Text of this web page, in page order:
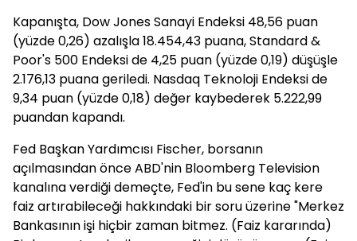
Kapanışta, Dow Jones Sanayi Endeksi 48,56 puan
(yüzde 0,26) azalışla 18.454,43 puana, Standard &
Poor's 500 Endeksi de 4,25 puan (yüzde 0,19) düşüşle
2.176,13 puana geriledi. Nasdaq Teknoloji Endeksi de
9,34 puan (yüzde 0,18) değer kaybederek 5.222,99
puandan kapandı.
Fed Başkan Yardımcısı Fischer, borsanın
açılmasından önce ABD'nin Bloomberg Television
kanalına verdiği demeçte, Fed'in bu sene kaç kere
faiz artırabileceği hakkındaki bir soru üzerine "Merkez
Bankasının işi hiçbir zaman bitmez. (Faiz kararında)